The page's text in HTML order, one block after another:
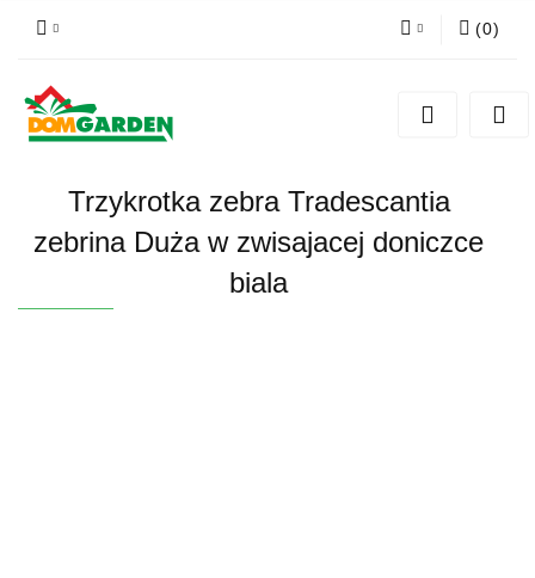
Zarejestruj się
Zgody cookies
(0)
Trzykrotka zebra Tradescantia
zebrina Duża w zwisajacej doniczce
biala